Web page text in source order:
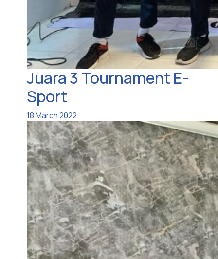
Juara 3 Tournament E-
Sport
18 March 2022